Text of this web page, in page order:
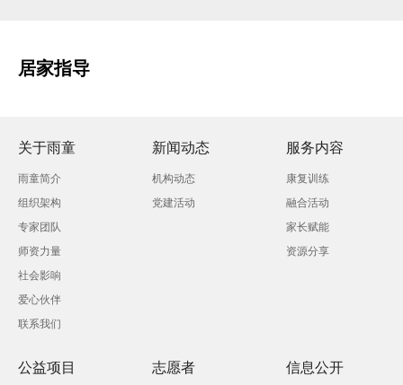
居家指导
关于雨童
雨童简介
组织架构
专家团队
师资力量
社会影响
爱心伙伴
联系我们
新闻动态
机构动态
党建活动
服务内容
康复训练
融合活动
家长赋能
资源分享
公益项目 志愿者 信息公开